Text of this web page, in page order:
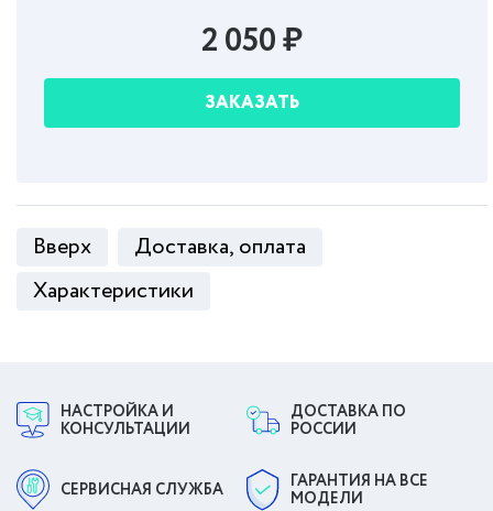
2 050 ₽
ЗАКАЗАТЬ
Вверх
Доставка, оплата
Характеристики
НАСТРОЙКА И
КОНСУЛЬТАЦИИ
ДОСТАВКА ПО
РОССИИ
СЕРВИСНАЯ СЛУЖБА
ГАРАНТИЯ НА ВСЕ
МОДЕЛИ